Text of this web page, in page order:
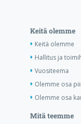
Keitä olemme
Keitä olemme
Hallitus ja
Vuositeema
Olemme osa
Olemme osa
Mitä teemme